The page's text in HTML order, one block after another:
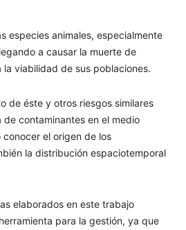
especies animales, especialmente
a causar la muerte de
viabilidad de sus poblaciones.
de éste y otros riesgos similares
contaminantes en el medio
el origen de los
la distribución espaciotemporal
elaborados en este trabajo
para la gestión, ya que